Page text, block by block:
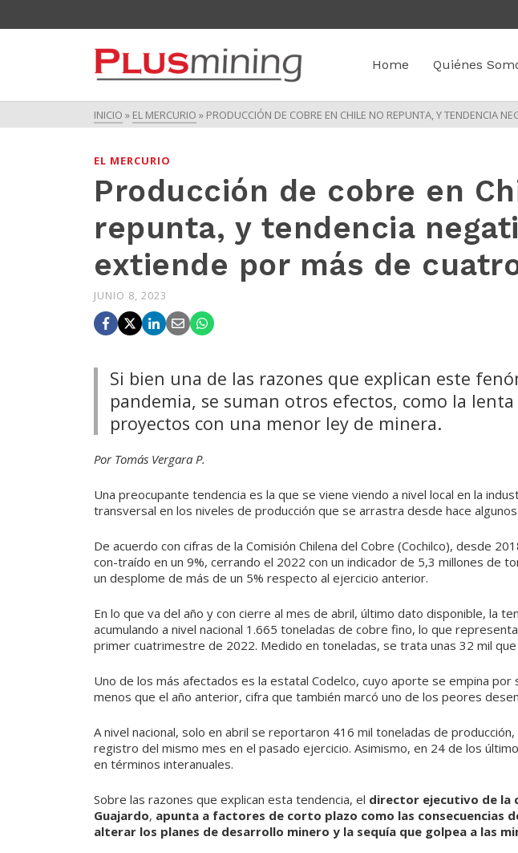
Home Quiénes
INICIO » EL MERCURIO » PRODUCCIÓN DE COBRE EN CHILE NO REPUNTA, Y TENDENCIA
EL MERCURIO
Producción de cobre en
repunta, y tendencia
extiende por más de
JUNIO 8, 2023
Si bien una de las razones que explican este
pandemia, se suman otros efectos, como la
proyectos con una menor ley de minera.
Por Tomás Vergara P.
Una preocupante tendencia es la que se viene viendo a nivel local en la
transversal en los niveles de producción que se arrastra desde hace
De acuerdo con cifras de la Comisión Chilena del Cobre (Cochilco), desde
con-traído en un 9%, cerrando el 2022 con un indicador de 5,3 millones de
un desplome de más de un 5% respecto al ejercicio anterior.
En lo que va del año y con cierre al mes de abril, último dato disponible, la
acumulando a nivel nacional 1.665 toneladas de cobre fino, lo que
primer cuatrimestre de 2022. Medido en toneladas, se trata unas 32 mil
Uno de los más afectados es la estatal Codelco, cuyo aporte se empina por
menos que el año anterior, cifra que también marcó uno de los peores
A nivel nacional, solo en abril se reportaron 416 mil toneladas de
registro del mismo mes en el pasado ejercicio. Asimismo, en 24 de los
en términos interanuales.
Sobre las razones que explican esta tendencia, el director ejecutivo de la
Guajardo, apunta a factores de corto plazo como las consecuencias
alterar los planes de desarrollo minero y la sequía que golpea a las